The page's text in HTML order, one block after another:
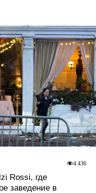
Rossi, где
заведение в
4 436